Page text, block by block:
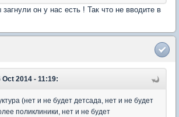
он у нас есть ! Так что не вводите в
2014 - 11:19:
(нет и не будет детсада, нет и не будет
поликлиники, нет и не будет